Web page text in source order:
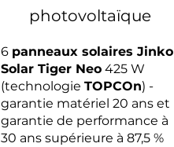
photovoltaïque
6 panneaux solaires Jinko
Solar Tiger Neo 425 W
(technologie TOPCOn) -
garantie matériel 20 ans et
garantie de performance à
30 ans supérieure à 87,5 %